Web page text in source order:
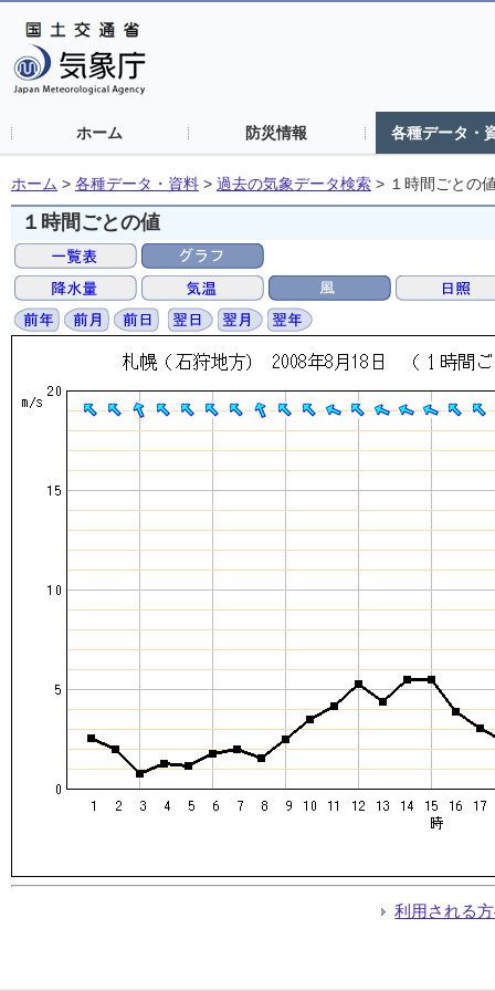
ホーム 防災情報 各種データ・
ホーム > 各種データ・資料 > 過去の気象データ検索 > １時間ごとの
１時間ごとの値
利用される